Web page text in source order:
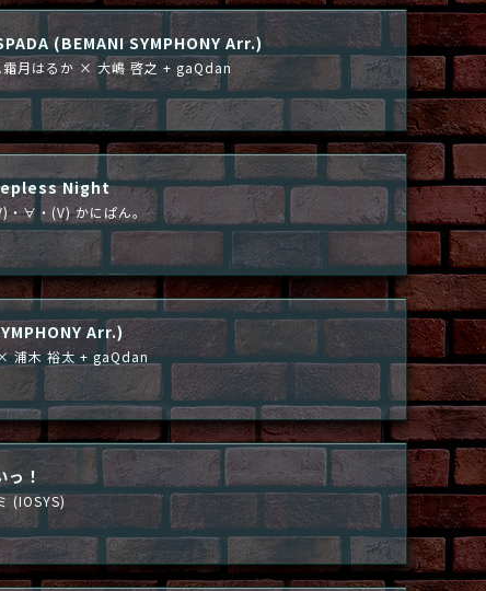
(BEMANI SYMPHONY Arr.)
月はるか × 大嶋 啓之 + gaQdan
Night
・∀・(V) かにぱん。
Arr.)
浦木 裕太 + gaQdan
！
(IOSYS)